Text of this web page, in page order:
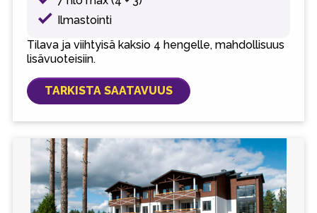
Ilmastointi
Tilava ja viihtyisä kaksio 4 hengelle, mahdollisuus
lisävuoteisiin.
TARKISTA SAATAVUUS